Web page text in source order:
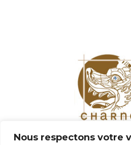
Nous respectons votre
Musée Paul